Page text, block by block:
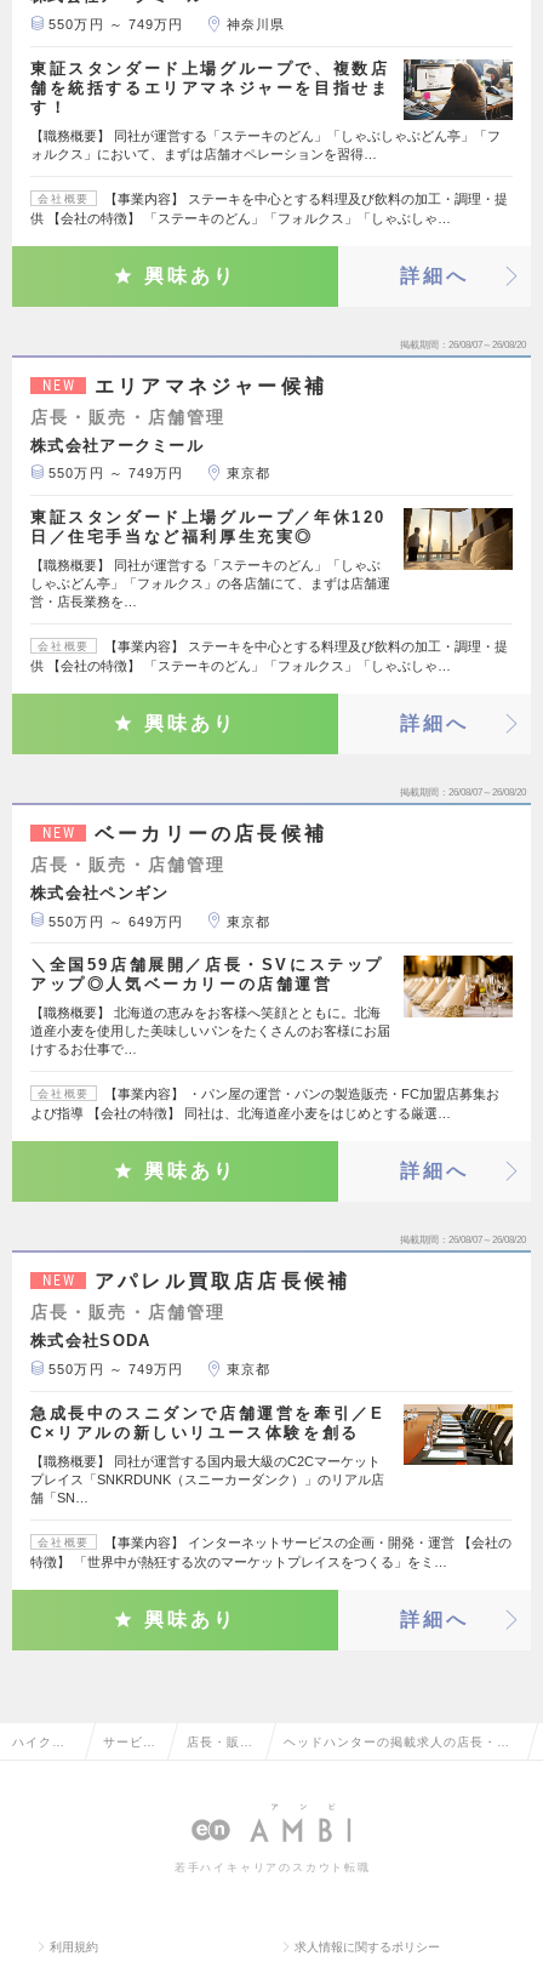
550万円 ～ 749万円 神奈川県
東証スタンダード上場グループで、複数店
舗を統括するエリアマネジャーを目指せま
す！
【職務概要】 同社が運営する「ステーキのどん」「しゃぶしゃぶどん亭」「フ
ォルクス」において、まずは店舗オペレーションを習得…
会社概要
【事業内容】 ステーキを中心とする料理及び飲料の加工・調理・提
供 【会社の特徴】 「ステーキのどん」「フォルクス」「しゃぶしゃ…
興味あり 詳細へ
掲載期間 26/08/07～26/08/20
NEW エリアマネジャー候補
店長・販売・店舗管理
株式会社アークミール
550万円 ～ 749万円 東京都
東証スタンダード上場グループ／年休120
日／住宅手当など福利厚生充実◎
【職務概要】 同社が運営する「ステーキのどん」「しゃぶ
しゃぶどん亭」「フォルクス」の各店舗にて、まずは店舗運
営・店長業務を…
会社概要
【事業内容】 ステーキを中心とする料理及び飲料の加工・調理・提
供 【会社の特徴】 「ステーキのどん」「フォルクス」「しゃぶしゃ…
興味あり 詳細へ
掲載期間 26/08/07～26/08/20
NEW ベーカリーの店長候補
店長・販売・店舗管理
株式会社ペンギン
550万円 ～ 649万円 東京都
＼全国59店舗展開／店長・SVにステップ
アップ◎人気ベーカリーの店舗運営
【職務概要】 北海道の恵みをお客様へ笑顔とともに。北海
道産小麦を使用した美味しいパンをたくさんのお客様にお届
けするお仕事で…
会社概要
【事業内容】 ・パン屋の運営・パンの製造販売・FC加盟店募集お
よび指導 【会社の特徴】 同社は、北海道産小麦をはじめとする厳選…
興味あり 詳細へ
掲載期間 26/08/07～26/08/20
NEW アパレル買取店店長候補
店長・販売・店舗管理
株式会社SODA
550万円 ～ 749万円 東京都
急成長中のスニダンで店舗運営を牽引／E
C×リアルの新しいリユース体験を創る
【職務概要】 同社が運営する国内最大級のC2Cマーケット
プレイス「SNKRDUNK（スニーカーダンク）」のリアル店
舗「SN…
会社概要
【事業内容】 インターネットサービスの企画・開発・運営 【会社の
特徴】 「世界中が熱狂する次のマーケットプレイスをつくる」をミ…
興味あり 詳細へ
ハイクラ サービ 店長・販
理
ヘッドハンターの掲載求人の店長・販
若手ハイキャリアのスカウト転職
利用規約 求人情報に関するポリシー